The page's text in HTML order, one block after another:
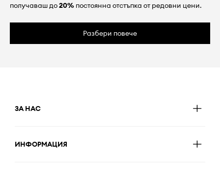
получаваш до20% постоянна отстъпка от редовни цени.
Разбери повече
ЗА НАС
ИНФОРМАЦИЯ